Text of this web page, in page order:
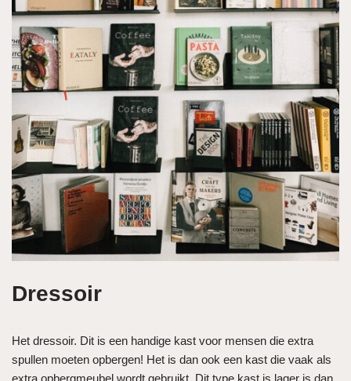
Dressoir
Het dressoir. Dit is een handige kast voor mensen die extra
spullen moeten opbergen! Het is dan ook een kast die vaak als
extra opbergmeubel wordt gebruikt. Dit type kast is lager is dan